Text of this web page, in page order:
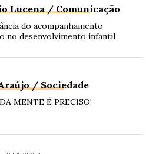
Lucena / Comunicação
do acompanhamento
no desenvolvimento infantil
/ Sociedade
MENTE É PRECISO!